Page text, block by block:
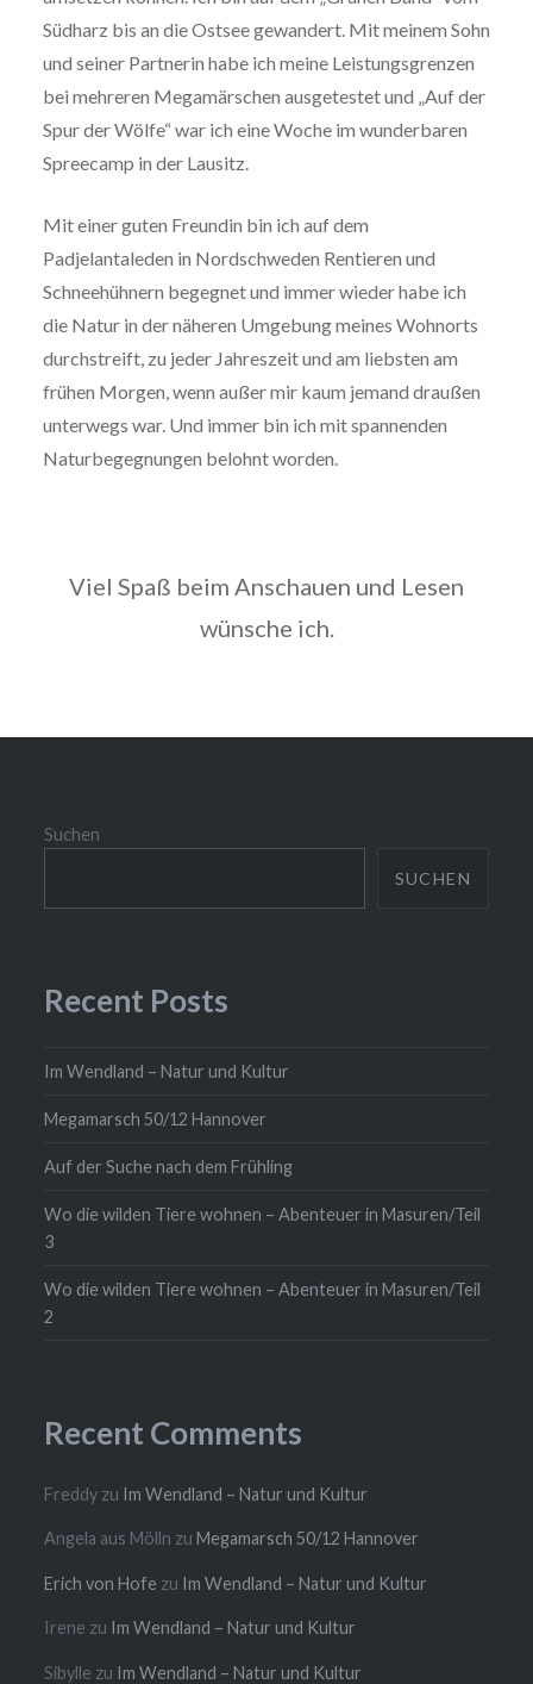
Südharz bis an die Ostsee gewandert. Mit meinem Sohn
und seiner Partnerin habe ich meine Leistungsgrenzen
bei mehreren Megamärschen ausgetestet und „Auf der
Spur der Wölfe“ war ich eine Woche im wunderbaren
Spreecamp in der Lausitz.
Mit einer guten Freundin bin ich auf dem
Padjelantaleden in Nordschweden Rentieren und
Schneehühnern begegnet und immer wieder habe ich
die Natur in der näheren Umgebung meines Wohnorts
durchstreift, zu jeder Jahreszeit und am liebsten am
frühen Morgen, wenn außer mir kaum jemand draußen
unterwegs war. Und immer bin ich mit spannenden
Naturbegegnungen belohnt worden.
Viel Spaß beim Anschauen und Lesen
wünsche ich.
Suchen
SUCHEN
Recent Posts
Im Wendland – Natur und Kultur
Megamarsch 50/12 Hannover
Auf der Suche nach dem Frühling
Wo die wilden Tiere wohnen – Abenteuer in Masuren/Teil
3
Wo die wilden Tiere wohnen – Abenteuer in Masuren/Teil
2
Recent Comments
Freddy zu Im Wendland – Natur und Kultur
Angela aus Mölln zuMegamarsch 50/12 Hannover
Erich von Hofe zu Im Wendland – Natur und Kultur
Irene zu Im Wendland – Natur und Kultur
Sibylle zu Im Wendland – Natur und Kultur